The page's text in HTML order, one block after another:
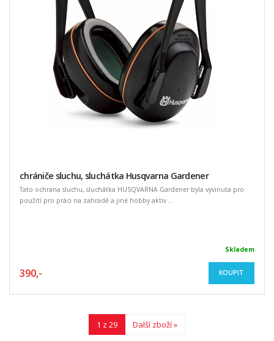
chrániče sluchu, sluchátka Husqvarna Gardener
Tato ochrana sluchu, sluchátka HUSQVARNA Gardener byla vyvinuta pro
použití pro práci na zahradě a jiné hobby aktiv ...
Skladem
390,- KOUPIT
1 z 29 Další zboží »